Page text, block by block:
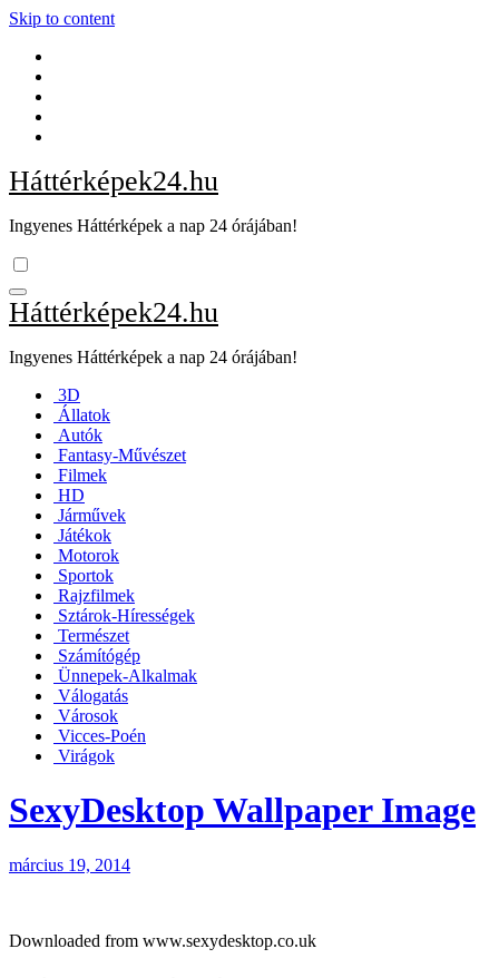
Skip to content
Háttérképek24.hu
Ingyenes Háttérképek a nap 24 órájában!
Háttérképek24.hu
Ingyenes Háttérképek a nap 24 órájában!
3D
Állatok
Autók
Fantasy-Művészet
Filmek
HD
Járművek
Játékok
Motorok
Sportok
Rajzfilmek
Sztárok-Hírességek
Természet
Számítógép
Ünnepek-Alkalmak
Válogatás
Városok
Vicces-Poén
Virágok
SexyDesktop Wallpaper Image
március 19, 2014
Downloaded from www.sexydesktop.co.uk